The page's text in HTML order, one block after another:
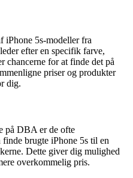
iPhone 5s-modeller fra
efter en specifik farve,
chancerne for at finde det på
priser og produkter
dig.
på DBA er de ofte
brugte iPhone 5s til en
Dette giver dig mulighed
overkommelig pris.